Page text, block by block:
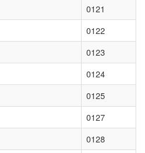
0121
0122
0123
0124
0125
0127
0128